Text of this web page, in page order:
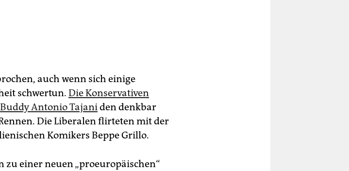
auch wenn sich einige
schwertun. Die Konservativen
Antonio Tajani den denkbar
Die Liberalen flirteten mit der
Komikers Beppe Grillo.
zu einer neuen „proeuropäischen“